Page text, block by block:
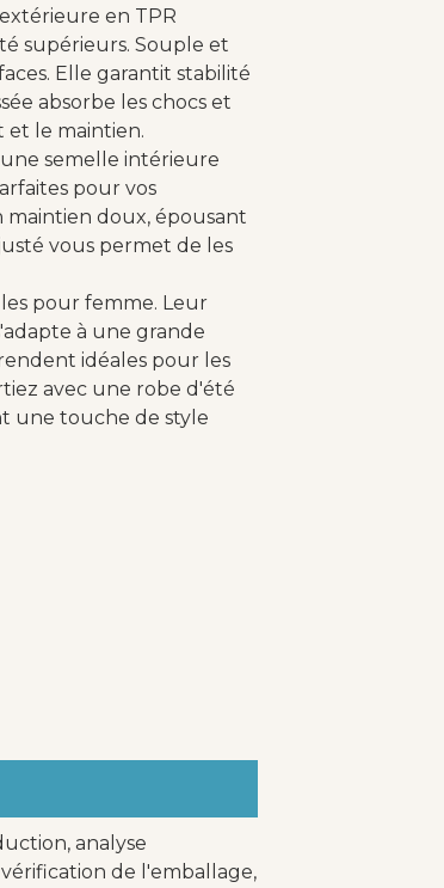
en TPR
supérieurs. Souple et
Elle garantit stabilité
absorbe les chocs et
et le maintien.
semelle intérieure
pour vos
doux, épousant
vous permet de les
pour femme. Leur
à une grande
idéales pour les
avec une robe d'été
une touche de style
analyse
de l'emballage,